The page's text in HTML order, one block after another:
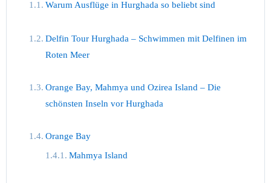
Warum Ausflüge in Hurghada so beliebt sind
Delfin Tour Hurghada – Schwimmen mit Delfinen im
Roten Meer
Orange Bay, Mahmya und Ozirea Island – Die
schönsten Inseln vor Hurghada
Orange Bay
Mahmya Island